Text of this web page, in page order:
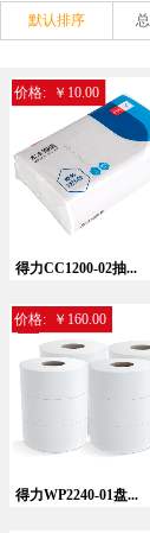
默认排序
得力CC1200-02抽...
价格: ￥10.00
得力WP2240-01盘...
价格: ￥160.00